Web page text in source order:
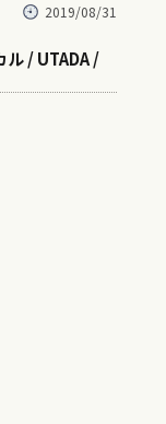
2019/08/31
/ UTADA /